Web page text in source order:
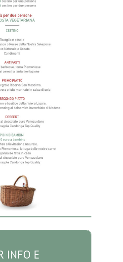
INFO E